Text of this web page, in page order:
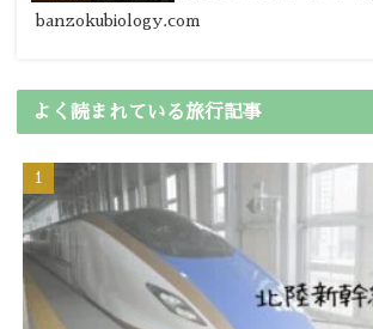
banzokubiology.com
よく読まれている旅行記事